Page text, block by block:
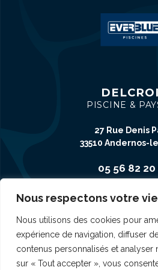
Nous respectons votre
Nous utilisons des cookies pour
expérience de navigation, diffuser
contenus personnalisés et analyser
sur « Tout accepter », vous
PISCINE &
27 Rue Denis
33510 Andernos-
05 56 82 20
CONTACT